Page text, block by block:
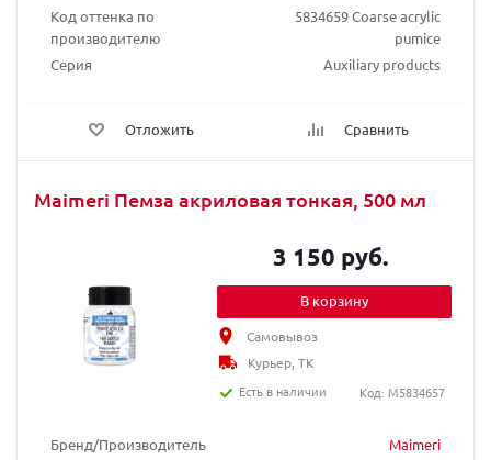
Код оттенка по
производителю
5834659 Coarse acrylic
pumice
Серия
Auxiliary products
Отложить Сравнить
Maimeri Пемза акриловая тонкая, 500 мл
Бренд/Производитель
Maimeri
3 150 руб.
В корзину
Самовывоз
Курьер, ТК
Есть в наличии
Код: M5834657